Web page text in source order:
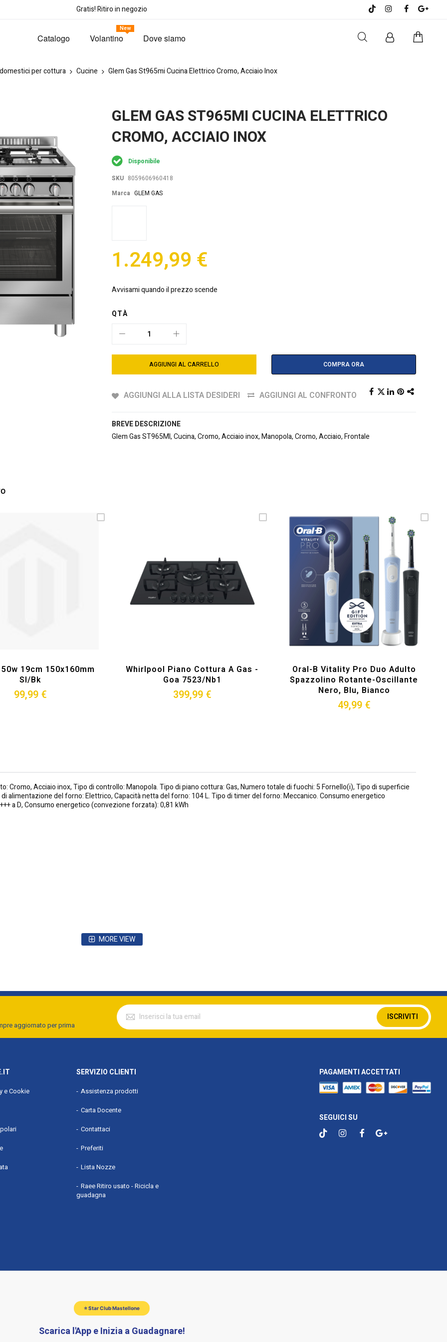
Gratis! Ritiro in negozio
Catalogo Volantino
New
Dove siamo
per cottura Cucine Glem Gas St965mi Cucina Elettrico Cromo, Acciaio Inox
GLEM GAS ST965MI CUCINA ELETTRICO
CROMO, ACCIAIO INOX
Disponibile
SKU 8059606960418
Marca GLEM GAS
1.249,99 €
Avvisami quando il prezzo scende
QTÀ
AGGIUNGI AL CARRELLO COMPRA ORA
AGGIUNGI ALLA LISTA DESIDERI AGGIUNGI AL CONFRONTO
BREVE DESCRIZIONE
Glem Gas ST965MI, Cucina, Cromo, Acciaio inox, Manopola, Cromo, Acciaio, Frontale
19cm 150x160mm
Sl/bk
99,99 €
Whirlpool Piano Cottura A Gas -
Goa 7523/nb1
399,99 €
Oral-B Vitality Pro Duo Adulto
Spazzolino Rotante-Oscillante
Nero, Blu, Bianco
49,99 €
Cromo, Acciaio inox, Tipo di controllo: Manopola. Tipo di piano cottura: Gas, Numero totale di fuochi: 5 Fornello(i), Tipo di superficie
alimentazione del forno: Elettrico, Capacità netta del forno: 104 L. Tipo di timer del forno: Meccanico. Consumo energetico
a D, Consumo energetico (convezione forzata): 0,81 kWh
MORE VIEW
aggiornato per prima
Iscriviti
alla
nostra
ISCRIVITI
e Cookie
SERVIZIO CLIENTI
Assistenza prodotti
Carta Docente
Contattaci
Preferiti
Lista Nozze
Raee Ritiro usato - Ricicla e
guadagna
PAGAMENTI ACCETTATI
SEGUICI SU
⭐ Star Club Mastellone
Scarica l'App e Inizia a Guadagnare!